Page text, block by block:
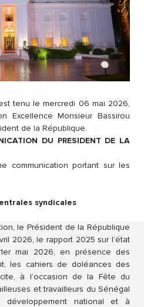
tenu le mercredi 06 mai 2026,
Excellence Monsieur Bassirou
de la République.
DU PRESIDENT DE LA
communication portant sur les
syndicales
le Président de la République
2026, le rapport 2025 sur l’état
mai 2026, en présence des
les cahiers de doléances des
à l’occasion de la Fête du
et travailleurs du Sénégal
développement national et à